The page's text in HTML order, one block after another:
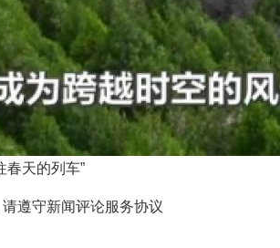
春天的列车”
遵守新闻评论服务协议